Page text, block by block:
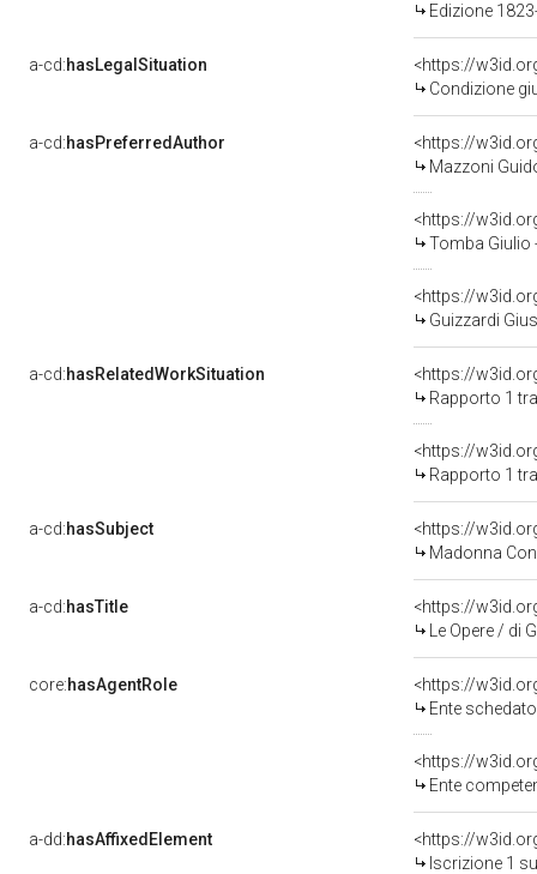
Edizione
a-cd:hasLegalSituation
<https://
Condizione
a-cd:hasPreferredAuthor
<https://
Mazzoni
<https://
Tomba Giulio
<https://
Guizzardi
a-cd:hasRelatedWorkSituation
<https://
Rapporto 1
<https://
Rapporto 1
a-cd:hasSubject
<https://
Madonna
a-cd:hasTitle
Le Opere / di Guido Mazzoni /
core:hasAgentRole
<https://
Ente schedatore del bene
<https://
Ente competente per
a-dd:hasAffixedElement
<https://
Iscrizione 1